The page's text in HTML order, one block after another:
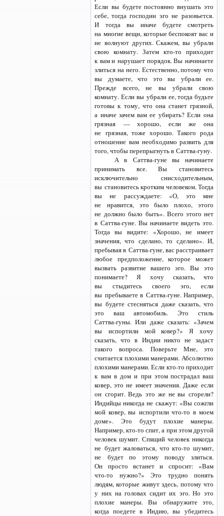
Если вы будете постоянно внушать это
себе, тогда господин эго не разовьется.
И тогда вы иначе будете смотреть
на многие вещи, которые беспокоят вас и
не волнуют других. Скажем, вы убрали
свою комнату. Затем кто-то приходит
к вам и нарушает порядок. Вы начинаете
злиться на него. Естественно, потому что
вы думаете, что это вы убрали ее.
Прежде всего, не вы убрали свою
комнату. Если вы убрали ее, тогда будьте
готовы к тому, что она станет грязной,
а иначе зачем вам ее убирать? Если она
грязная — хорошо, если же она
не грязная, тоже хорошо. Такого рода
отношение вам необходимо развить для
того, чтобы перепрыгнутьв Саттва-гуну.
Ав Саттва-гуневы начинаете
принимать все. Вы становитесь
исключительно снисходительным,
вы становитесь кротким человеком. Тогда
вы не рассуждаете: «О, это мне
не нравится, это было плохо, этого
не должно было быть». Всего этого нет
в Саттва-гуне.Вы начинаете видеть это.
Тогда вы видите: «Хорошо, не имеет
значения, что сделано, то сделано». И,
пребываяв Саттва-гуне,вас расстраивает
любое предположение, которое может
вызвать развитие вашего эго. Вы это
понимаете? Я хочу сказать, что
вы стыдитесь своего эго, если
вы пребываете в Саттва-гуне.Например,
вы будете стесняться даже сказать, что
это ваш автомобиль. Это стиль
Саттва-гуны. Или даже сказать: «Зачем
вы испортили мой ковер?» Я хочу
сказать, что в Индии никто не задаст
такого вопроса. Поверьте Мне, это
считается плохими манерами. Абсолютно
плохими манерами.Если кто-то приходит
к вам в дом и при этом пострадал ваш
ковер, это не имеет значения. Даже если
он сгорит. Ведь это же не вы сгорели?
Индийцы никогда не скажут: «Вы сожгли
мой ковер, вы испортили что-то в моем
доме». Это будут плохие манеры.
Например,кто-то спит, а при этом другой
человек шумит. Спящий человек никогда
не будет жаловаться, чтокто-то шумит,
не будет по этому поводу злиться.
Он просто встанет и спросит: «Вам
что-то нужно?» Это трудно понять
людям, которые живут здесь, потому что
у них на головах сидит их эго. Но это
плохие манеры. Вы обнаружите это,
когда поедете в Индию, вы убедитесь